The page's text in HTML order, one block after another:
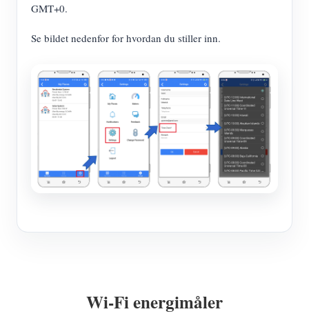
GMT+0.
Se bildet nedenfor for hvordan du stiller inn.
Wi-Fi energimåler